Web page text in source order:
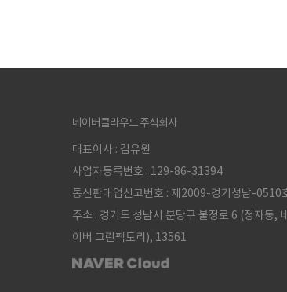
네이버클라우드 주식회사
대표이사 : 김유원
사업자등록번호 : 129-86-31394
통신판매업신고번호 : 제2009-경기성남-0510
주소 : 경기도 성남시 분당구 불정로 6 (정자동,
이버 그린팩토리), 13561